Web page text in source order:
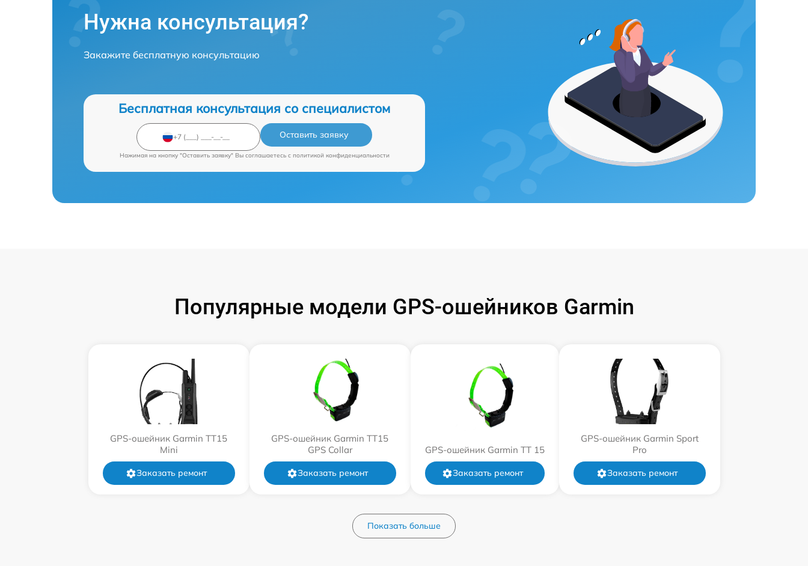
Нужна консультация?
Закажите бесплатную консультацию
Бесплатная консультация со специалистом
Оставить заявку
Нажимая на кнопку "Оставить заявку" Вы соглашаетесь c политикой конфиденциальности
Популярные модели GPS-ошейников Garmin
GPS-ошейник Garmin TT15
Mini
Заказать ремонт
GPS-ошейник Garmin TT15
GPS Collar
Заказать ремонт
GPS-ошейник Garmin TT 15
Заказать ремонт
GPS-ошейник Garmin Sport
Pro
Заказать ремонт
Показать больше